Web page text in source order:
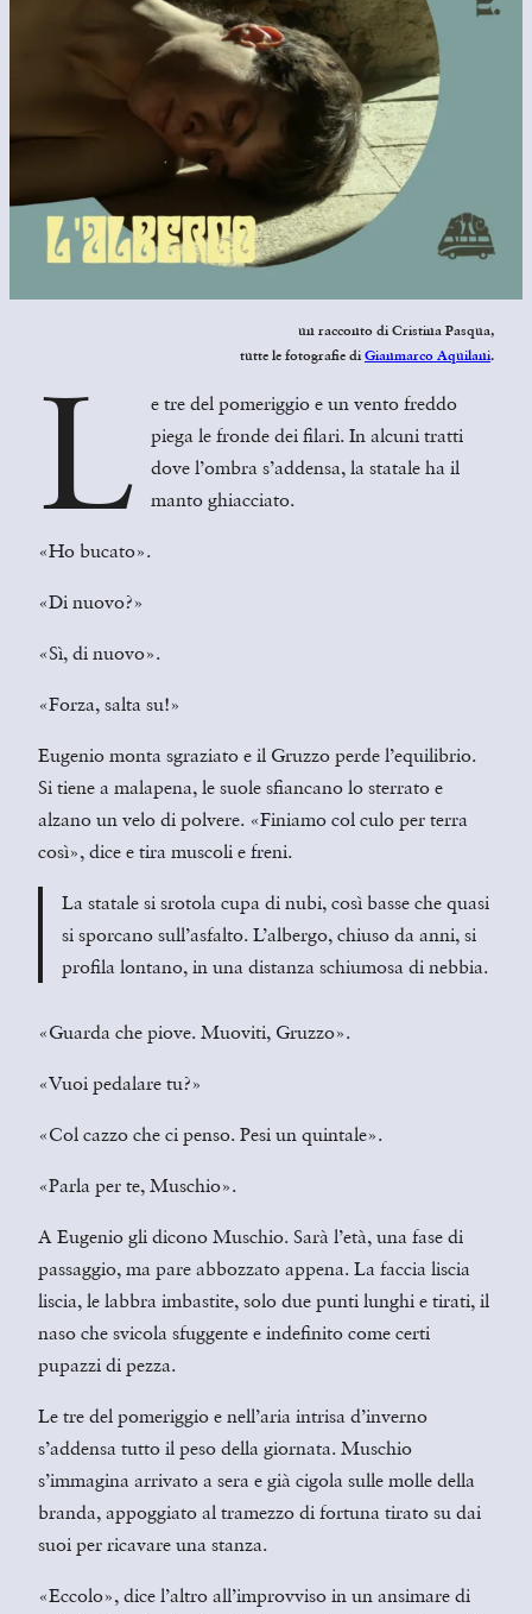
un racconto di Cristina Pasqua,
tutte le fotografie di Gianmarco Aquilani.
L
e tre del pomeriggio e un vento freddo
piega le fronde dei filari. In alcuni tratti
dove l’ombra s’addensa, la statale ha il
manto ghiacciato.
«Ho bucato».
«Di nuovo?»
«Sì, di nuovo».
«Forza, salta su!»
Eugenio monta sgraziato e il Gruzzo perde l’equilibrio.
Si tiene a malapena, le suole sfiancano lo sterrato e
alzano un velo di polvere. «Finiamo col culo per terra
così», dice e tira muscoli e freni.
La statale si srotola cupa di nubi, così basse che quasi
si sporcano sull’asfalto. L’albergo, chiuso da anni, si
profila lontano, in una distanza schiumosa di nebbia.
«Guarda che piove. Muoviti, Gruzzo».
«Vuoi pedalare tu?»
«Col cazzo che ci penso. Pesi un quintale».
«Parla per te, Muschio».
A Eugenio gli dicono Muschio. Sarà l’età, una fase di
passaggio, ma pare abbozzato appena. La faccia liscia
liscia, le labbra imbastite, solo due punti lunghi e tirati, il
naso che svicola sfuggente e indefinito come certi
pupazzi di pezza.
Le tre del pomeriggio e nell’aria intrisa d’inverno
s’addensa tutto il peso della giornata. Muschio
s’immagina arrivato a sera e già cigola sulle molle della
branda, appoggiato al tramezzo di fortuna tirato su dai
suoi per ricavare una stanza.
«Eccolo», dice l’altro all’improvviso in un ansimare di